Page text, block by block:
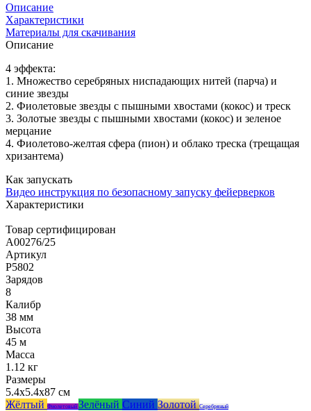
Описание
Характеристики
Материалы для скачивания
Описание
4 эффекта:
1. Множество серебряных ниспадающих нитей (парча) и
синие звезды
2. Фиолетовые звезды с пышными хвостами (кокос) и треск
3. Золотые звезды с пышными хвостами (кокос) и зеленое
мерцание
4. Фиолетово-желтая сфера (пион) и облако треска (трещащая
хризантема)
Как запускать
Видео инструкция по безопасному запуску фейерверков
Характеристики
Товар сертифицирован
A00276/25
Артикул
Р5802
Зарядов
8
Калибр
38 мм
Высота
45 м
Масса
1.12 кг
Размеры
5.4x5.4x87 см
Жёлтый Фиолетовый Зелёный Синий ЗолотойСеребряный